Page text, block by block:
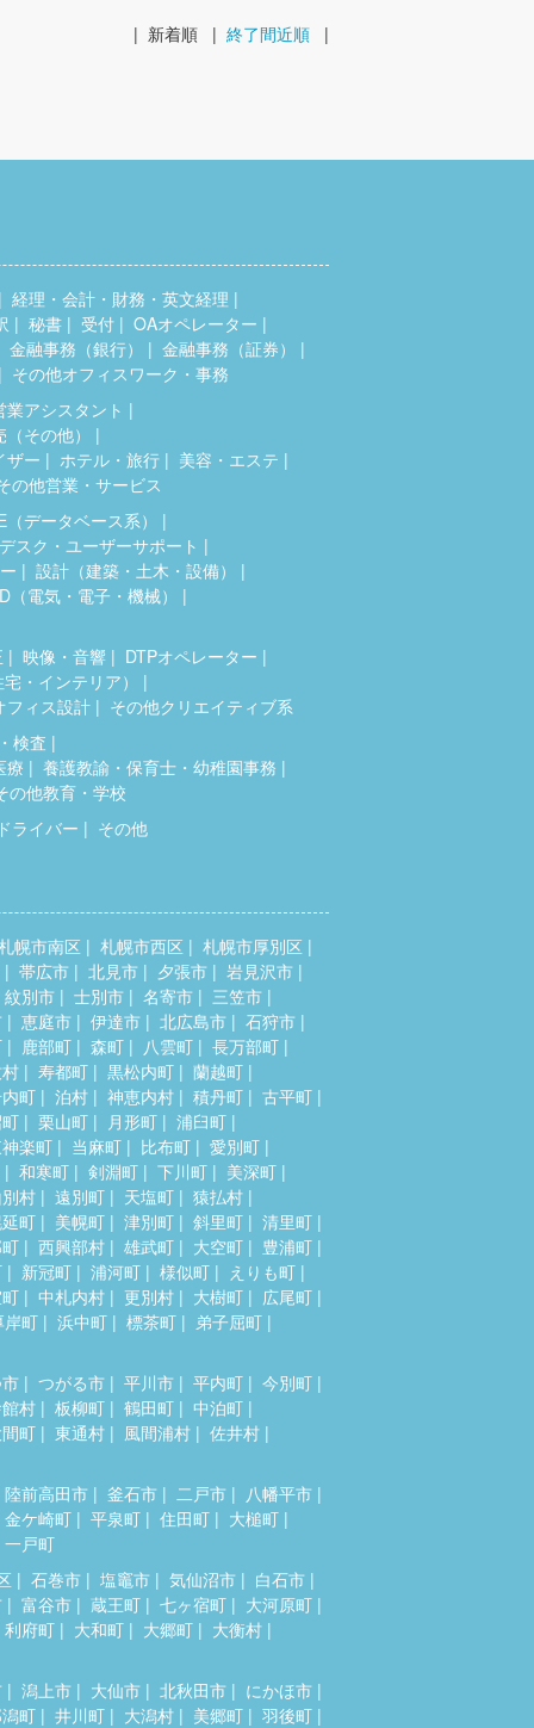
| 新着順 | 終了間近順 |
経理・会計・財務・英文経理
秘書 受付
OAオペレーター
金融事務（銀行）
金融事務（証券）
その他オフィスワーク・事務
業アシスタント
その他）
ザー
ホテル・旅行
美容・エステ
の他営業・サービス
（データベース系）
スク・ユーザーサポート
設計（建築・土木・設備）
（電気・電子・機械）
映像・音響
DTPオペレーター
・インテリア）
フィス設計
その他クリエイティブ系
検査
療
養護教諭・保育士・幼稚園事務
の他教育・学校
ライバー
その他
幌市南区 札幌市西区
札幌市厚別区
帯広市
北見市 夕張市
岩見沢市
紋別市
士別市 名寄市
三笠市
恵庭市 伊達市 北広島市
石狩市
鹿部町 森町 八雲町
長万部町
寿都町 黒松内町
蘭越町
町
泊村 神恵内村 積丹町
古平町
栗山町 月形町
浦臼町
楽町
当麻町 比布町
愛別町
和寒町
剣淵町 下川町
美深町
村
遠別町 天塩町
猿払村
町
美幌町 津別町 斜里町
清里町
西興部村 雄武町 大空町
豊浦町
新冠町 浦河町 様似町
えりも町
中札内村 更別村 大樹町
広尾町
岸町
浜中町 標茶町 弟子屈町
つがる市 平川市 平内町
今別町
村
板柳町 鶴田町
中泊町
町
東通村 風間浦村 佐井村
陸前高田市 釜石市 二戸市
八幡平市
金ケ崎町
平泉町 住田町
大槌町
一戸町
石巻市 塩竈市 気仙沼市
白石市
富谷市 蔵王町 七ヶ宿町
大河原町
利府町
大和町 大郷町 大衡村
潟上市 大仙市 北秋田市
にかほ市
町
井川町 大潟村 美郷町 羽後町